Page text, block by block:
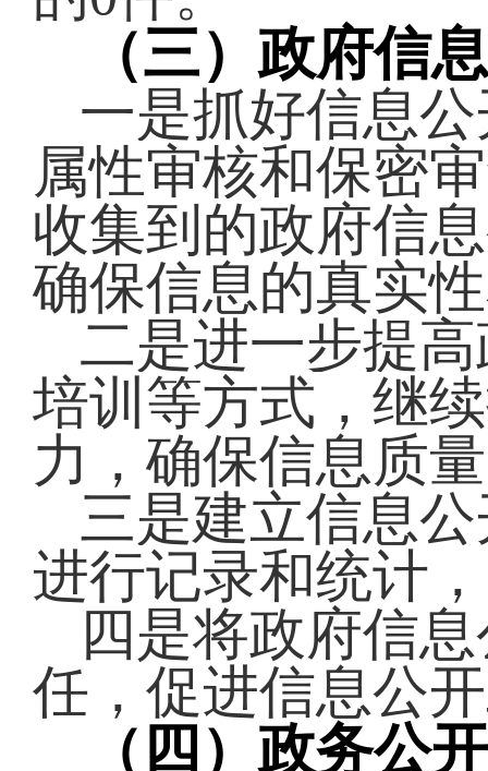
（三）政府信
一是抓好信息
属性审核和保密
收集到的政府信
确保信息的真实
二是进一步提
培训等方式，继
力，确保信息质
三是建立信息
进行记录和统计
四是将政府信
任，促进信息公
（四）政务公